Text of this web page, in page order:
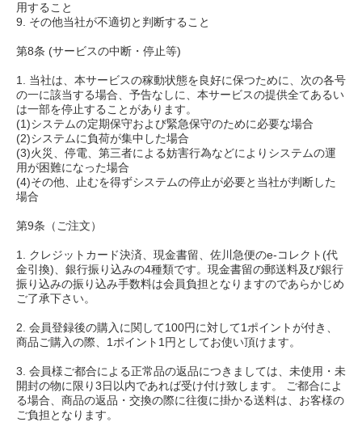
用すること
9. その他当社が不適切と判断すること
第8条 (サービスの中断・停止等)
1. 当社は、本サービスの稼動状態を良好に保つために、次の各号
の一に該当する場合、予告なしに、本サービスの提供全てあるい
は一部を停止することがあります。
(1)システムの定期保守および緊急保守のために必要な場合
(2)システムに負荷が集中した場合
(3)火災、停電、第三者による妨害行為などによりシステムの運
用が困難になった場合
(4)その他、止むを得ずシステムの停止が必要と当社が判断した
場合
第9条（ご注文）
1. クレジットカード決済、現金書留、佐川急便のe-コレクト(代
金引換)、銀行振り込みの4種類です。現金書留の郵送料及び銀行
振り込みの振り込み手数料は会員負担となりますのであらかじめ
ご了承下さい。
2. 会員登録後の購入に関して100円に対して1ポイントが付き、
商品ご購入の際、1ポイント1円としてお使い頂けます。
3. 会員様ご都合による正常品の返品につきましては、未使用・未
開封の物に限り3日以内であれば受け付け致します。 ご都合によ
る場合、商品の返品・交換の際に往復に掛かる送料は、お客様の
ご負担となります。